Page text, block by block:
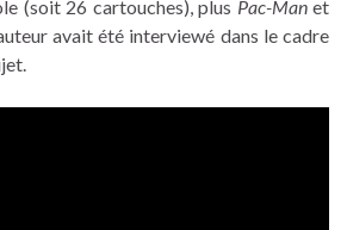
(soit 26 cartouches), plus Pac-Manet
avait été interviewé dans le cadre